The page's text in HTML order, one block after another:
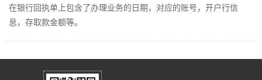
在银行回执单上包含了办理业务的日期，对应的账号，开户行信
息，存取款金额等。